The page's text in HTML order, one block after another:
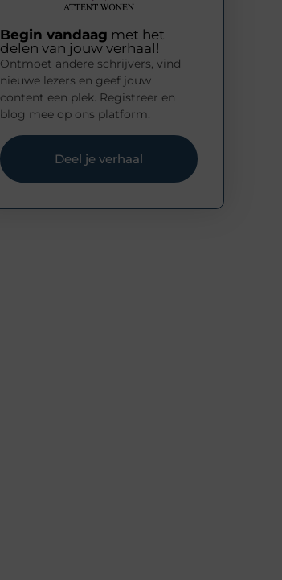
Begin vandaag met het
delen van jouw verhaal!
Ontmoet andere schrijvers, vind
nieuwe lezers en geef jouw
content een plek. Registreer en
blog mee op ons platform.
Deel je verhaal